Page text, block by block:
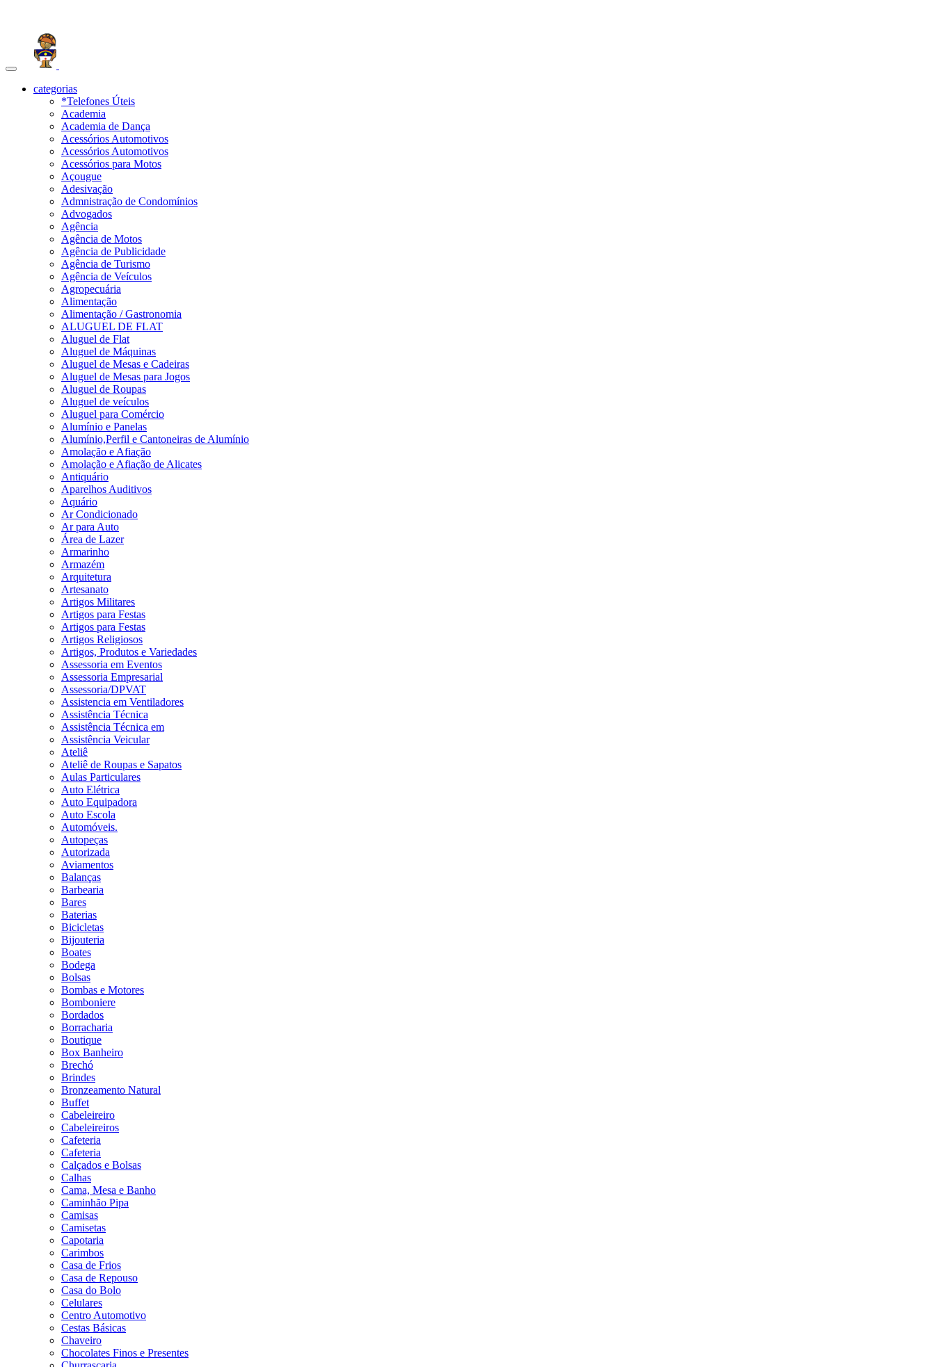
Toggle
navigationcategorias
*Telefones Úteis
Academia
Academia de Dança
Acessórios Automotivos
Acessórios Automotivos
Acessórios para Motos
Açougue
Adesivação
Admnistração de Condomínios
Advogados
Agência
Agência de Motos
Agência de Publicidade
Agência de Turismo
Agência de Veículos
Agropecuária
Alimentação
Alimentação / Gastronomia
ALUGUEL DE FLAT
Aluguel de Flat
Aluguel de Máquinas
Aluguel de Mesas e Cadeiras
Aluguel de Mesas para Jogos
Aluguel de Roupas
Aluguel de veículos
Aluguel para Comércio
Alumínio e Panelas
Alumínio,Perfil e Cantoneiras de Alumínio
Amolação e Afiação
Amolação e Afiação de Alicates
Antiquário
Aparelhos Auditivos
Aquário
Ar Condicionado
Ar para Auto
Área de Lazer
Armarinho
Armazém
Arquitetura
Artesanato
Artigos Militares
Artigos para Festas
Artigos para Festas
Artigos Religiosos
Artigos, Produtos e Variedades
Assessoria em Eventos
Assessoria Empresarial
Assessoria/DPVAT
Assistencia em Ventiladores
Assistência Técnica
Assistência Técnica em
Assistência Veicular
Ateliê
Ateliê de Roupas e Sapatos
Aulas Particulares
Auto Elétrica
Auto Equipadora
Auto Escola
Automóveis.
Autopeças
Autorizada
Aviamentos
Balanças
Barbearia
Bares
Baterias
Bicicletas
Bijouteria
Boates
Bodega
Bolsas
Bombas e Motores
Bomboniere
Bordados
Borracharia
Boutique
Box Banheiro
Brechó
Brindes
Bronzeamento Natural
Buffet
Cabeleireiro
Cabeleireiros
Cafeteria
Cafeteria
Calçados e Bolsas
Calhas
Cama, Mesa e Banho
Caminhão Pipa
Camisas
Camisetas
Capotaria
Carimbos
Casa de Frios
Casa de Repouso
Casa do Bolo
Celulares
Centro Automotivo
Cestas Básicas
Chaveiro
Chocolates Finos e Presentes